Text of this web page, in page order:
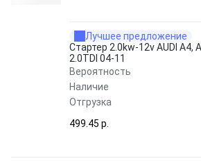
Лучшее предложение
Стартер 2.0kw-12v AUDI A4,
2.0TDI 04-11
Вероятность
Наличие
Отгрузка
499.45 p.